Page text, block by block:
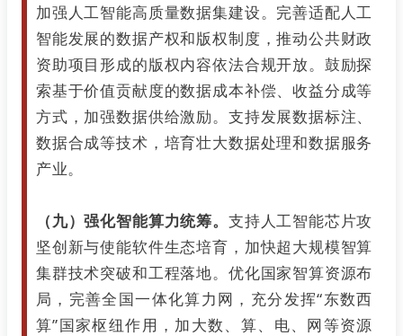
加强人工智能高质量数据集建设。完善适配人工
智能发展的数据产权和版权制度，推动公共财政
资助项目形成的版权内容依法合规开放。鼓励探
索基于价值贡献度的数据成本补偿、收益分成等
方式，加强数据供给激励。支持发展数据标注、
数据合成等技术，培育壮大数据处理和数据服务
产业。
（九）强化智能算力统筹。 支持人工智能芯片攻
坚创新与使能软件生态培育，加快超大规模智算
集群技术突破和工程落地。优化国家智算资源布
局，完善全国一体化算力网，充分发挥“东数西
算”国家枢纽作用，加大数、算、电、网等资源